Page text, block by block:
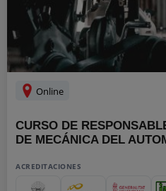
Online
CURSO DE
DE MECÁNICA DEL
ACREDITACIONES